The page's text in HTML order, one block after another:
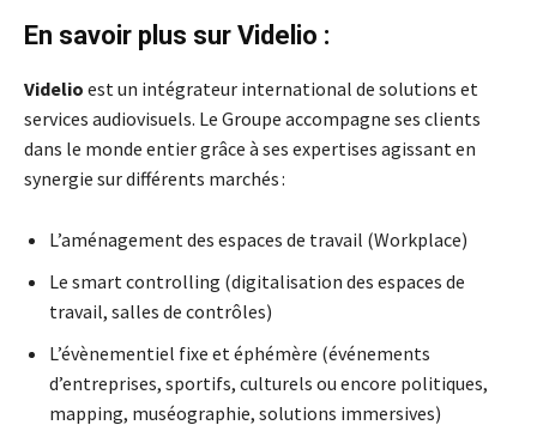
En savoir plus sur Videlio :
Videlio est un intégrateur international de solutions et
services audiovisuels. Le Groupe accompagne ses clients
dans le monde entier grâce à ses expertises agissant en
synergie sur différents marchés :
L’aménagement des espaces de travail (Workplace)
Le smart controlling (digitalisation des espaces de
travail, salles de contrôles)
L’évènementiel fixe et éphémère (événements
d’entreprises, sportifs, culturels ou encore politiques,
mapping, muséographie, solutions immersives)